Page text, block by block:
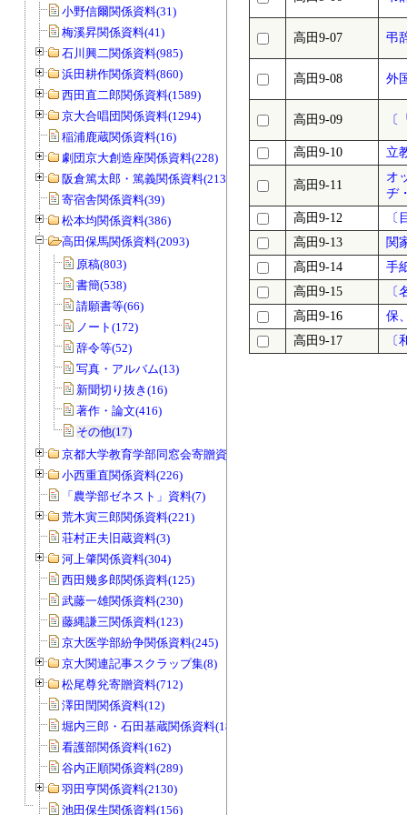
小野信爾関係資料(31)
梅溪昇関係資料(41)
石川興二関係資料(985)
浜田耕作関係資料(860)
西田直二郎関係資料(1589)
京大合唱団関係資料(1294)
稲浦鹿蔵関係資料(16)
劇団京大創造座関係資料(228)
阪倉篤太郎・篤義関係資料(213)
寄宿舎関係資料(39)
松本均関係資料(386)
高田保馬関係資料(2093)
原稿(803)
書簡(538)
請願書等(66)
ノート(172)
辞令等(52)
写真・アルバム(13)
新聞切り抜き(16)
著作・論文(416)
その他(17)
京都大学教育学部同窓会寄贈資料(963)
小西重直関係資料(226)
「農学部ゼネスト」資料(7)
荒木寅三郎関係資料(221)
荘村正夫旧蔵資料(3)
河上肇関係資料(304)
西田幾多郎関係資料(125)
武藤一雄関係資料(230)
藤縄謙三関係資料(123)
京大医学部紛争関係資料(245)
京大関連記事スクラップ集(8)
松尾尊兊寄贈資料(712)
澤田閏関係資料(12)
堀内三郎・石田基蔵関係資料(189)
看護部関係資料(162)
谷内正順関係資料(289)
羽田亨関係資料(2130)
池田保生関係資料(156)
高田9-07 弔
高田9-08 外
高田9-09
高田9-10 立
高田9-11
オ
ヂ
高田9-12
〔
高田9-13
関
高田9-14
手
高田9-15
〔
高田9-16
保
高田9-17